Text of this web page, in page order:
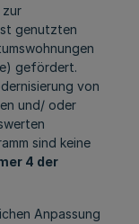
zur
genutzten
gefördert.
von
und/ oder
sind keine
4 der
Anpassung